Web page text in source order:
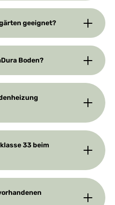
geeignet?
Boden?
33 beim